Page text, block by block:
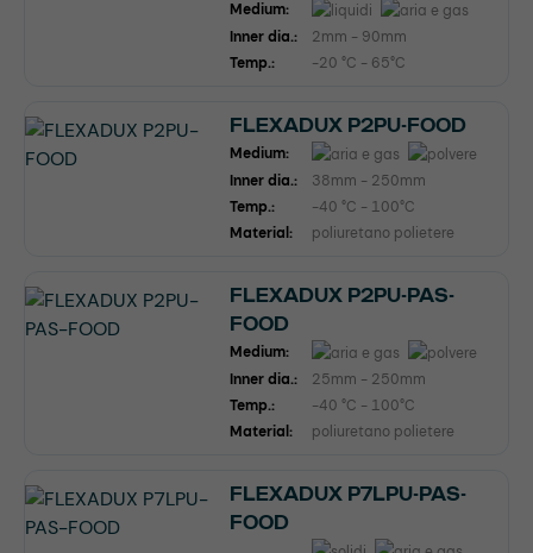
Medium:
Inner dia.:
2mm - 90mm
Temp.:
-20 °C - 65°C
FLEXADUX P2PU-FOOD
Medium:
Inner dia.:
38mm - 250mm
Temp.:
-40 °C - 100°C
Material:
poliuretano polietere
FLEXADUX P2PU-PAS-
FOOD
Medium:
Inner dia.:
25mm - 250mm
Temp.:
-40 °C - 100°C
Material:
poliuretano polietere
FLEXADUX P7LPU-PAS-
FOOD